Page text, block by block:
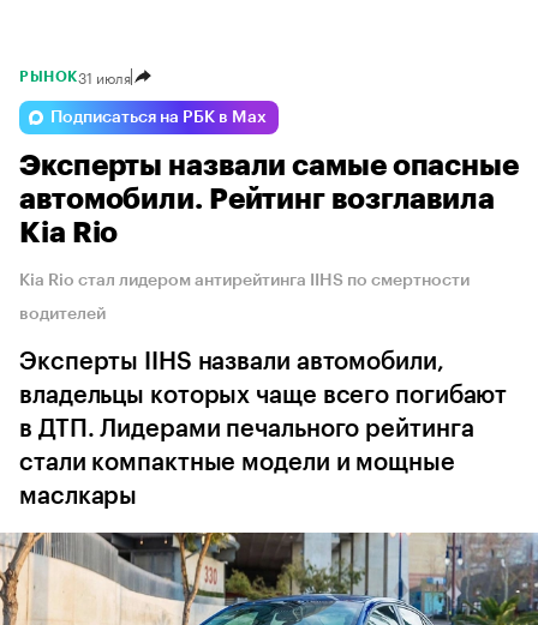
РЫНОК31 июля
Подписаться на РБК в Max
Эксперты назвали самые опасные
автомобили. Рейтинг возглавила
Kia Rio
Kia Rio стал лидером антирейтинга IIHS по смертности
водителей
Эксперты IIHS назвали автомобили,
владельцы которых чаще всего погибают
в ДТП. Лидерами печального рейтинга
стали компактные модели и мощные
маслкары